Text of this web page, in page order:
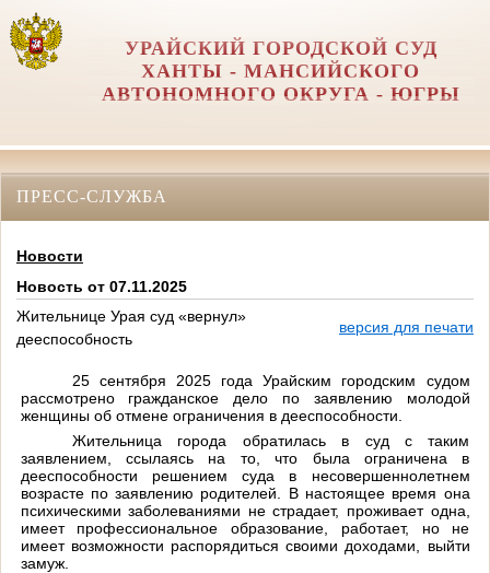
УРАЙСКИЙ ГОРОДСКОЙ СУД
ХАНТЫ - МАНСИЙСКОГО
АВТОНОМНОГО ОКРУГА - ЮГРЫ
ПРЕСС-СЛУЖБА
Новости
Новость от 07.11.2025
Жительнице Урая суд «вернул»
дееспособность
версия для печати
25 сентября 2025 года Урайским городским судом
рассмотрено гражданское дело по заявлению молодой
женщины об отмене ограничения в дееспособности.
Жительница города обратилась в суд с таким
заявлением, ссылаясь на то, что была ограничена в
дееспособности решением суда в несовершеннолетнем
возрасте по заявлению родителей. В настоящее время она
психическими заболеваниями не страдает, проживает одна,
имеет профессиональное образование, работает, но не
имеет возможности распорядиться своими доходами, выйти
замуж.